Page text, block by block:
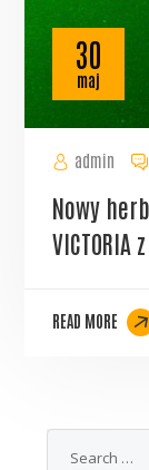
admin
30
maj
Nowy
VICTORIA
READ MORE